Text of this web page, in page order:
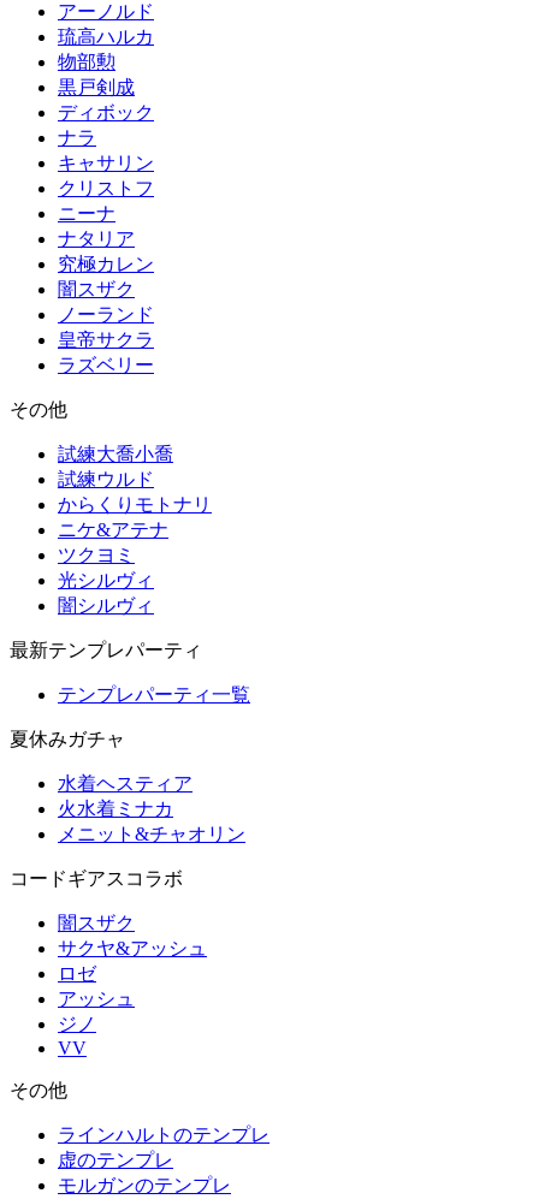
アーノルド
琉高ハルカ
物部勲
黒戸剣成
ディボック
ナラ
キャサリン
クリストフ
ニーナ
ナタリア
究極カレン
闇スザク
ノーランド
皇帝サクラ
ラズベリー
その他
試練大喬小喬
試練ウルド
からくりモトナリ
ニケ&アテナ
ツクヨミ
光シルヴィ
闇シルヴィ
最新テンプレパーティ
テンプレパーティ一覧
夏休みガチャ
水着ヘスティア
火水着ミナカ
メニット&チャオリン
コードギアスコラボ
闇スザク
サクヤ&アッシュ
ロゼ
アッシュ
ジノ
VV
その他
ラインハルトのテンプレ
虚のテンプレ
モルガンのテンプレ